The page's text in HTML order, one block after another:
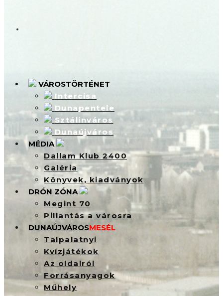
VÁROSTÖRTÉNET
Intercisa
Dunapentele
Sztálinváros
Dunaújváros
MÉDIA
Dallam Klub 2400
Galéria
Könyvek, kiadványok
DRÓN ZÓNA
Megint 70
Pillantás a városra
DUNAÚJVÁROSMESÉL
Talpalatnyi
Kvízjátékok
Az oldalról
Forrásanyagok
Műhely